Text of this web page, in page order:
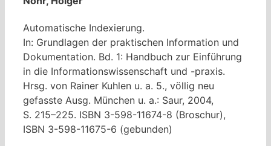
Automatische Indexierung.
In: Grundlagen der praktischen Information und
Dokumentation. Bd. 1: Handbuch zur Einführung
in die Informationswissenschaft und -praxis.
Hrsg. von Rainer Kuhlen u. a. 5., völlig neu
gefasste Ausg. München u. a.: Saur, 2004,
S. 215–225. ISBN 3-598-11674-8 (Broschur),
ISBN 3-598-11675-6 (gebunden)